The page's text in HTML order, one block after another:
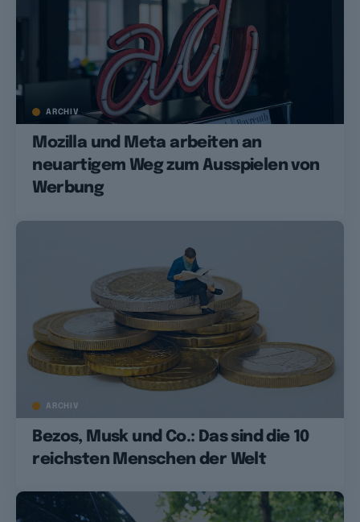
ARCHIV
Mozilla und Meta arbeiten an
neuartigem Weg zum Ausspielen von
Werbung
ARCHIV
Bezos, Musk und Co.: Das sind die 10
reichsten Menschen der Welt